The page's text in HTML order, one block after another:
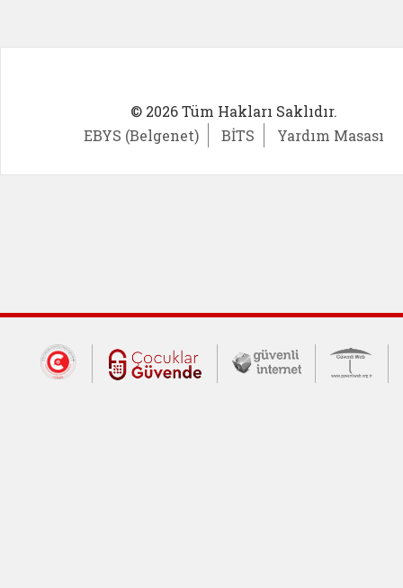
© 2026 Tüm Hakları Saklıdır.
EBYS (Belgenet)
BİTS Yardım Masası
Dış Bağlantılar
Cumhurbaşkanlığı İletişim Merkezi
Çocuklar Güvende (yeni
Güvenli